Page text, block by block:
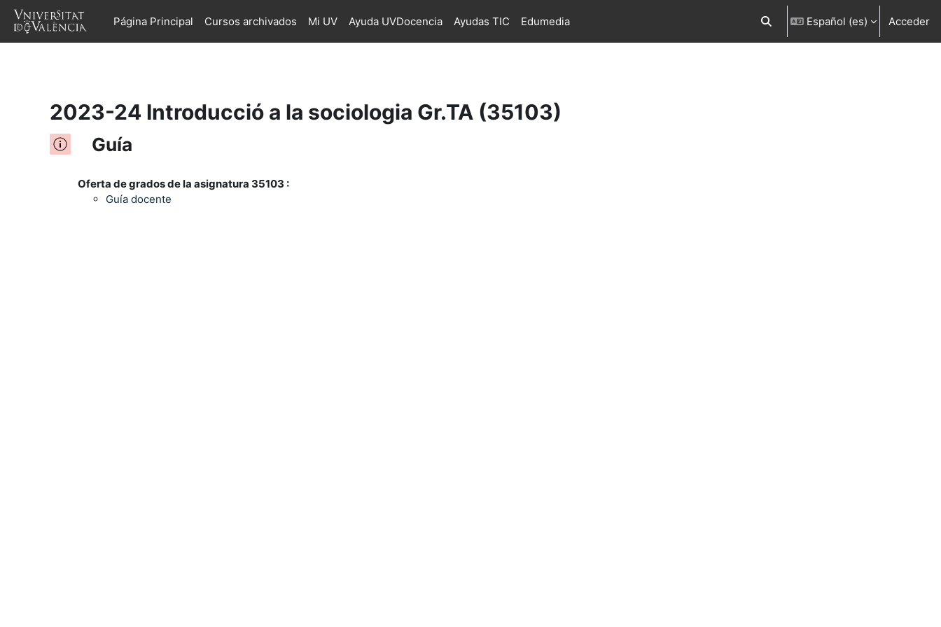
Salta al contenido principalPágina Principal Cursos archivados Mi UV Ayuda UVDocencia Ayudas TIC Edumedia Selector de búsqueda de entrada
Español ‎(es)‎ Acceder
2023-24 Introducció a la sociologia Gr.TA (35103)
Guía
Oferta de grados de la asignatura 35103 :
Guía docente